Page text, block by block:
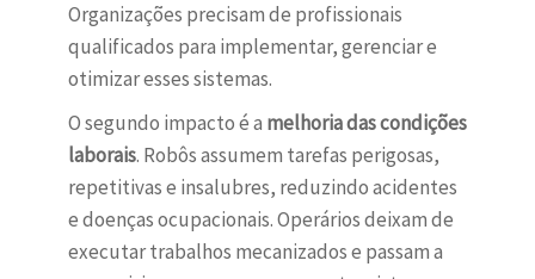
Organizações precisam de profissionais
qualificados para implementar, gerenciar e
otimizar esses sistemas.
O segundo impacto é a melhoria das condições
laborais. Robôs assumem tarefas perigosas,
repetitivas e insalubres, reduzindo acidentes
e doenças ocupacionais. Operários deixam de
executar trabalhos mecanizados e passam a